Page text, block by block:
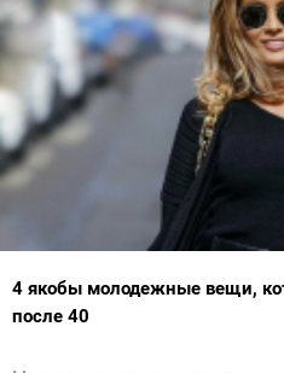
4 якобы молодежные вещи,
после 40